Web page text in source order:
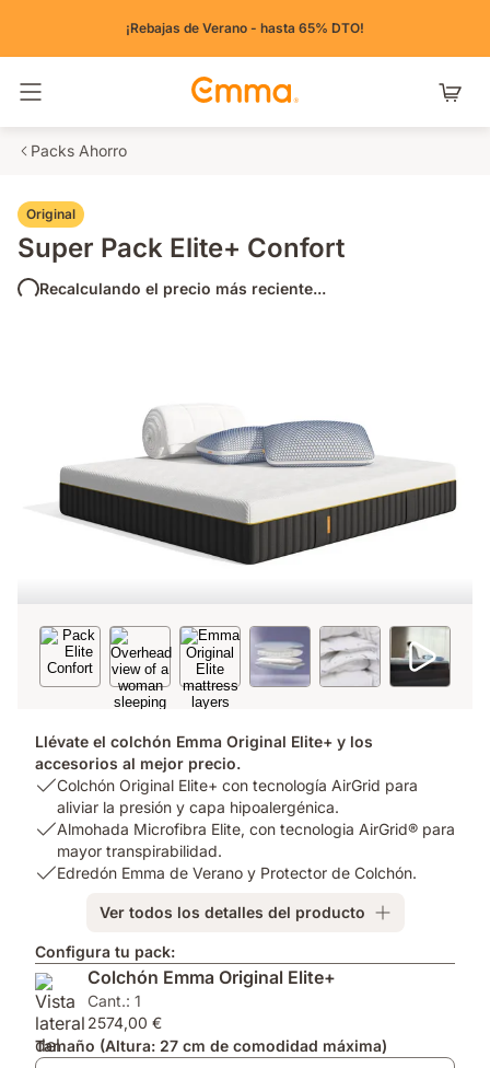
¡Rebajas de Verano - hasta 65% DTO!
Packs Ahorro
Original
Super Pack Elite+ Confort
Recalculando el precio más reciente...
Llévate el colchón Emma Original Elite+ y los
accesorios al mejor precio.
USP
Colchón
Original
Elite+
tecnología
para
aliviar
la
presión
y
Colchón Original Elite+ con tecnología AirGrid para
aliviar la presión y capa hipoalergénica.
USP
Almohada
tecnologia
AirGrid®
para
mayor
transpirabilidad.
Almohada Microfibra Elite, con tecnologia AirGrid® para
mayor transpirabilidad.
USP
de
Verano
y
Protector
de
Edredón Emma de Verano y Protector de Colchón.
Ver todos los detalles del producto
Configura tu pack:
Colchón Emma Original Elite+
Cant.: 1
2574,00 €
Tamaño (Altura: 27 cm de comodidad máxima)